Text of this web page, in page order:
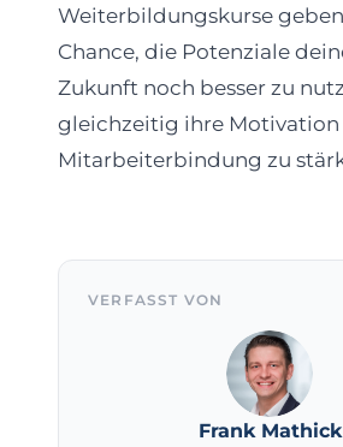
Weiterbildungskurse
Chance, die Potenziale
Zukunft noch besser zu
gleichzeitig ihre
Mitarbeiterbindung zu
VERFASST VON
Frank Mathick